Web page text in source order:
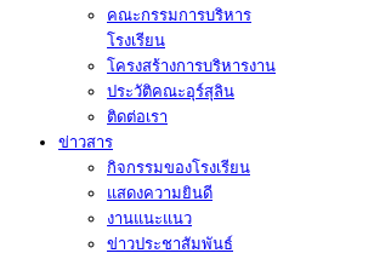
คณะกรรมการบริหาร
โรงเรียน
โครงสร้างการบริหารงาน
ประวัติคณะอุร์สุลิน
ติดต่อเรา
ข่าวสาร
กิจกรรมของโรงเรียน
แสดงความยินดี
งานแนะแนว
ข่าวประชาสัมพันธ์